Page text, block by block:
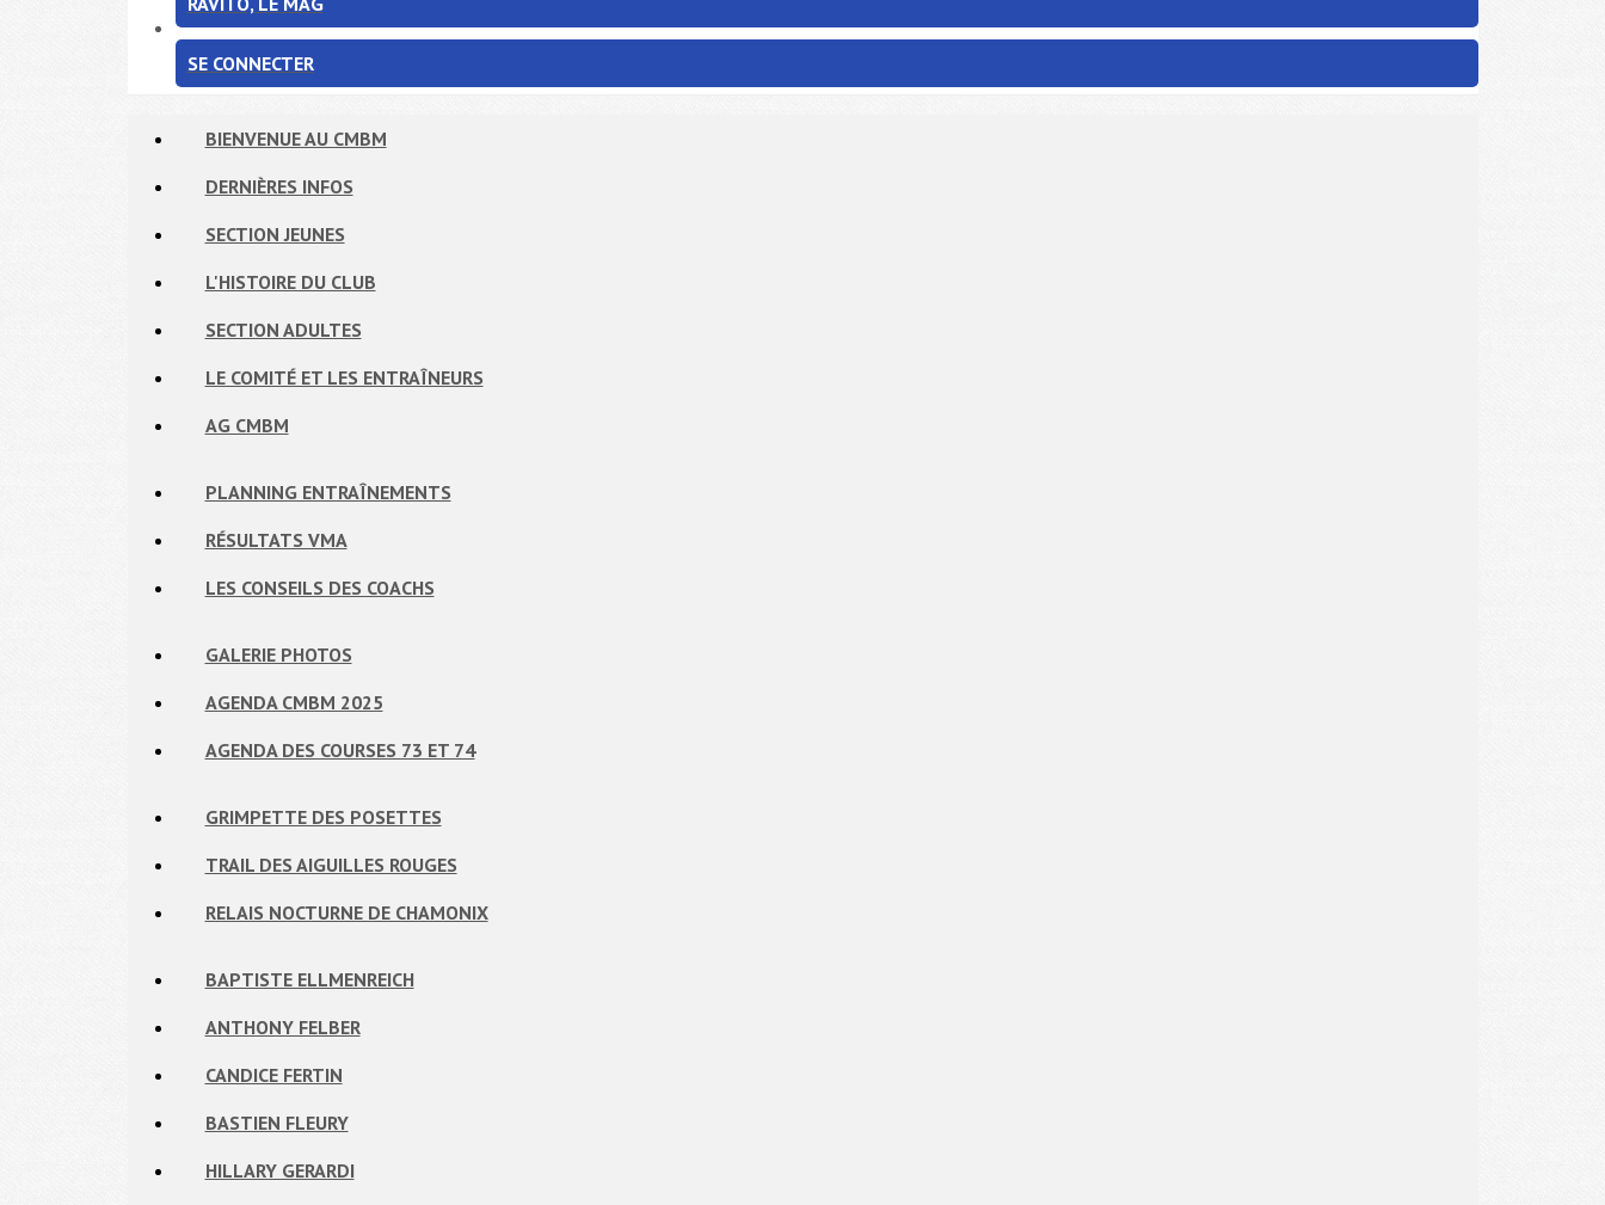
SE CONNECTER
BIENVENUE AU CMBM
DERNIÈRES INFOS
SECTION JEUNES
L'HISTOIRE DU CLUB
SECTION ADULTES
LE COMITÉ ET LES ENTRAÎNEURS
AG CMBM
PLANNING ENTRAÎNEMENTS
RÉSULTATS VMA
LES CONSEILS DES COACHS
GALERIE PHOTOS
AGENDA CMBM 2025
AGENDA DES COURSES 73 ET 74
GRIMPETTE DES POSETTES
TRAIL DES AIGUILLES ROUGES
RELAIS NOCTURNE DE CHAMONIX
BAPTISTE ELLMENREICH
ANTHONY FELBER
CANDICE FERTIN
BASTIEN FLEURY
HILLARY GERARDI